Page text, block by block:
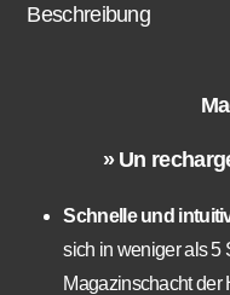
Beschreibung
» Un
Schnelle und
sich in weniger als 5
Magazinschacht der